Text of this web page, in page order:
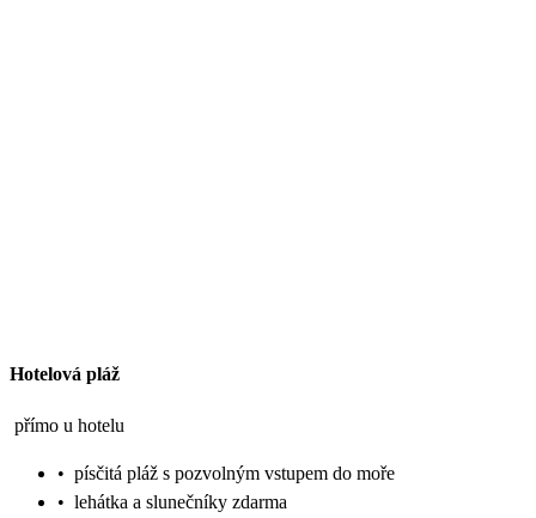
Hotelová pláž
přímo u hotelu
• písčitá pláž s pozvolným vstupem do moře
• lehátka a slunečníky zdarma